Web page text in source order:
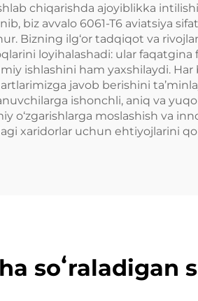
uchun
chiqarishda ajoyiblikka
biz avvalo 6061-T6 aviatsiya
Bizning ilg‘or tadqiqot va
loyihalashadi: ular faqatgina
ishlashini ham yaxshilaydi.
javob berishini
ishonchli, aniq va
o‘zgarishlarga moslashish va
xaridorlar uchun ehtiyojlarini
soʻraladigan